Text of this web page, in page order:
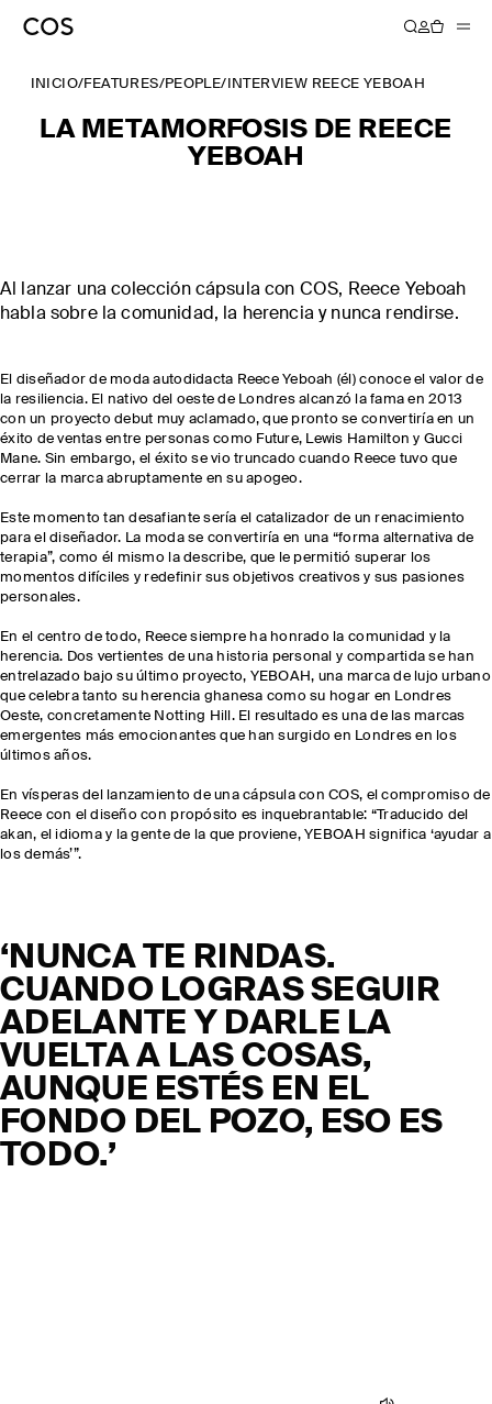
INICIO/FEATURES/PEOPLE/ INTERVIEW REECE YEBOAH
LA METAMORFOSIS DE REECE
YEBOAH
Al lanzar una colección cápsula con COS, Reece Yeboah
habla sobre la comunidad, la herencia y nunca rendirse.
El diseñador de moda autodidacta Reece Yeboah (él) conoce el valor de
la resiliencia. El nativo del oeste de Londres alcanzó la fama en 2013
con un proyecto debut muy aclamado, que pronto se convertiría en un
éxito de ventas entre personas como Future, Lewis Hamilton y Gucci
Mane. Sin embargo, el éxito se vio truncado cuando Reece tuvo que
cerrar la marca abruptamente en su apogeo.
Este momento tan desafiante sería el catalizador de un renacimiento
para el diseñador. La moda se convertiría en una “forma alternativa de
terapia”, como él mismo la describe, que le permitió superar los
momentos difíciles y redefinir sus objetivos creativos y sus pasiones
personales.
En el centro de todo, Reece siempre ha honrado la comunidad y la
herencia. Dos vertientes de una historia personal y compartida se han
entrelazado bajo su último proyecto, YEBOAH, una marca de lujo urbano
que celebra tanto su herencia ghanesa como su hogar en Londres
Oeste, concretamente Notting Hill. El resultado es una de las marcas
emergentes más emocionantes que han surgido en Londres en los
últimos años.
En vísperas del lanzamiento de una cápsula con COS, el compromiso de
Reece con el diseño con propósito es inquebrantable: “Traducido del
akan, el idioma y la gente de la que proviene, YEBOAH significa ‘ayudar a
los demás’”.
‘NUNCA TE RINDAS.
CUANDO LOGRAS SEGUIR
ADELANTE Y DARLE LA
VUELTA A LAS COSAS,
AUNQUE ESTÉS EN EL
FONDO DEL POZO, ESO ES
TODO.’